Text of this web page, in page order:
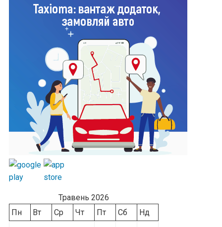
Травень 2026
Пн
Вт Ср Чт Пт Сб Нд